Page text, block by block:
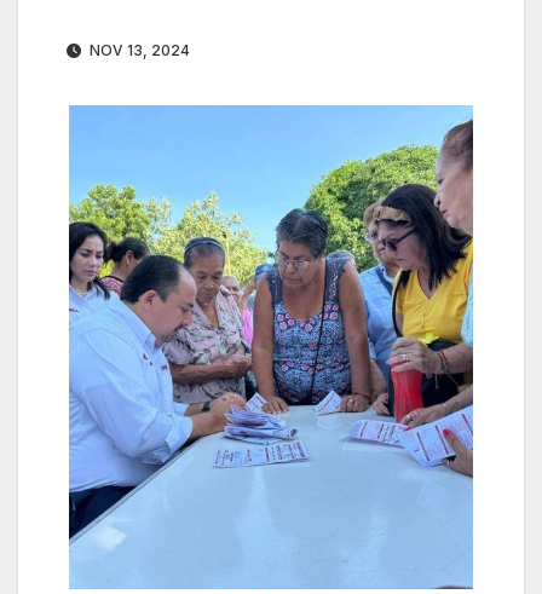
NOV 13, 2024